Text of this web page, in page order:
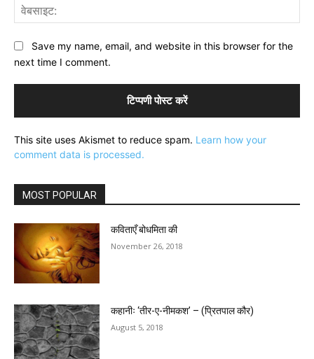
Save my name, email, and website in this browser for the
next time I comment.
This site uses Akismet to reduce spam. Learn how your
comment data is processed.
MOST POPULAR
कविताएँ बोधमिता की
November 26, 2018
कहानीः ‘तीर-ए-नीमकश’ – (प्रितपाल कौर)
August 5, 2018